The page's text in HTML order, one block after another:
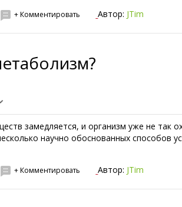
+ Комментировать Автор: JTim
замедляется, и организм уже не так
научно обоснованных способов
+ Комментировать Автор: JTim